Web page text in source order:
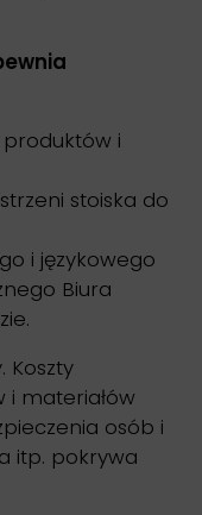
i
stoiska do
i językowego
Biura
Koszty
i materiałów
osób i
itp. pokrywa